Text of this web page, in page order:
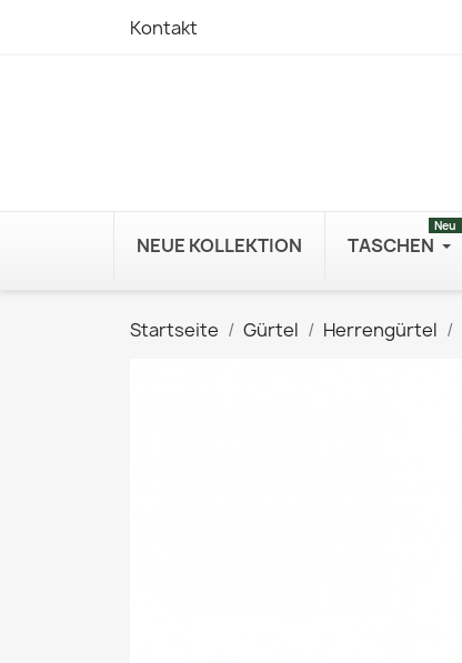
Kontakt
NEUE KOLLEKTION TASCHEN
Neu
Startseite Gürtel Herrengürtel